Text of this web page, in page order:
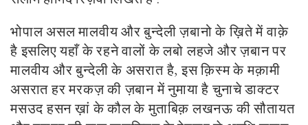
भोपाल असल मालवीय और बुन्देली ज़बानो के ख़िते में वाक़े
है इसलिए यहाँ के रहने वालों के लबो लहजे और ज़बान पर
मालवीय और बुन्देली के असरात है, इस क़िस्म के मक़ामी
असरात हर मरकज़ की ज़बान में नुमाया है चुनाचे डाक्टर
मसउद हसन ख़ां के कौल के मुताबिक़ लखनऊ की सौतायत